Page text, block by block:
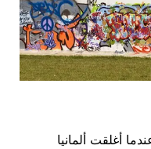
جدار برلين في عام 1961 ، عندما أغلقت ألمانيا